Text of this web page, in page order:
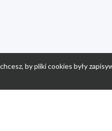
by pliki cookies były